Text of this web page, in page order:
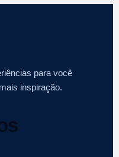
para você
inspiração.